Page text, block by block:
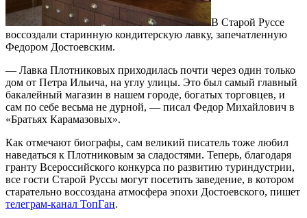
В Старой Руссе
воссоздали старинную кондитерскую лавку, запечатленную
Федором Достоевским.
— Лавка Плотниковых приходилась почти через один только
дом от Петра Ильича, на углу улицы. Это был самый главный
бакалейный магазин в нашем городе, богатых торговцев, и
сам по себе весьма не дурной, — писал Федор Михайлович в
«Братьях Карамазовых».
Как отмечают биографы, сам великий писатель тоже любил
наведаться к Плотниковым за сладостями. Теперь, благодаря
гранту Всероссийского конкурса по развитию туриндустрии,
все гости Старой Руссы могут посетить заведение, в котором
старательно воссоздана атмосфера эпохи Достоевского, пишет
телеграм-канал ТопГан.